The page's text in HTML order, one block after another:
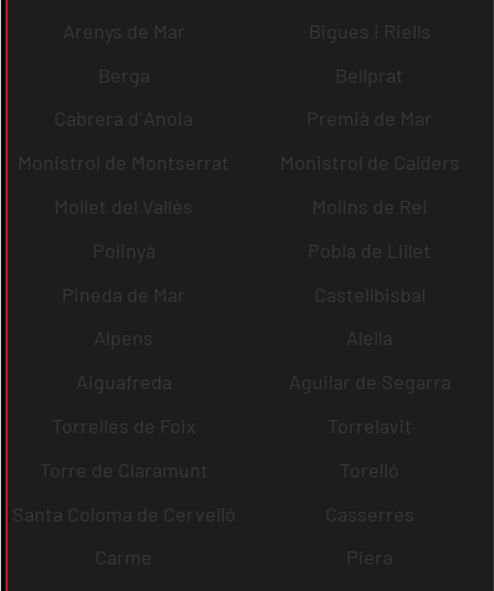
Arenys de Mar
Bigues i Riells
Berga
Bellprat
Cabrera d´Anoia
Premià de Mar
Monistrol de Montserrat
Monistrol de Calders
Mollet del Vallès
Molins de Rei
Polinyà
Pobla de Lillet
Pineda de Mar
Castellbisbal
Alpens
Alella
Aiguafreda
Aguilar de Segarra
Torrelles de Foix
Torrelavit
Torre de Claramunt
Torelló
Santa Coloma de Cervelló
Casserres
Carme
Piera